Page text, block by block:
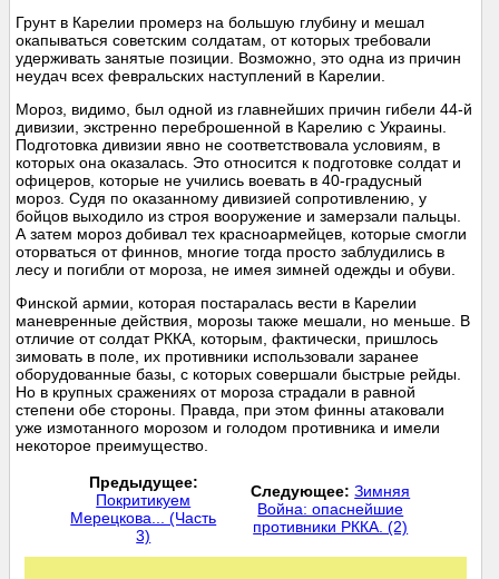
Грунт в Карелии промерз на большую глубину и мешал
окапываться советским солдатам, от которых требовали
удерживать занятые позиции. Возможно, это одна из причин
неудач всех февральских наступлений в Карелии.
Мороз, видимо, был одной из главнейших причин гибели 44-й
дивизии, экстренно переброшенной в Карелию с Украины.
Подготовка дивизии явно не соответствовала условиям, в
которых она оказалась. Это относится к подготовке солдат и
офицеров, которые не учились воевать в 40-градусный
мороз. Судя по оказанному дивизией сопротивлению, у
бойцов выходило из строя вооружение и замерзали пальцы.
А затем мороз добивал тех красноармейцев, которые смогли
оторваться от финнов, многие тогда просто заблудились в
лесу и погибли от мороза, не имея зимней одежды и обуви.
Финской армии, которая постаралась вести в Карелии
маневренные действия, морозы также мешали, но меньше. В
отличие от солдат РККА, которым, фактически, пришлось
зимовать в поле, их противники использовали заранее
оборудованные базы, с которых совершали быстрые рейды.
Но в крупных сражениях от мороза страдали в равной
степени обе стороны. Правда, при этом финны атаковали
уже измотанного морозом и голодом противника и имели
некоторое преимущество.
Предыдущее:
Покритикуем
Мерецкова... (Часть
3)
Следующее: Зимняя
Война: опаснейшие
противники РККА. (2)